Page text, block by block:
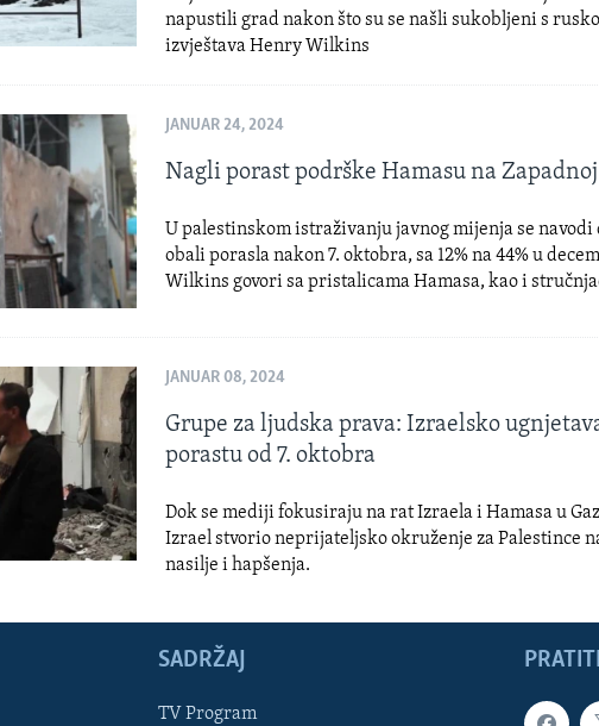
napustili grad nakon što su se našli sukobljeni s
izvještava Henry Wilkins
JANUAR 24, 2024
Nagli porast podrške Hamasu na
U palestinskom istraživanju javnog mijenja se navodi
obali porasla nakon 7. oktobra, sa 12% na 44% u
Wilkins govori sa pristalicama Hamasa, kao i
JANUAR 08, 2024
Grupe za ljudska prava: Izraelsko
porastu od 7. oktobra
Dok se mediji fokusiraju na rat Izraela i Hamasa u
Izrael stvorio neprijateljsko okruženje za Palestince
nasilje i hapšenja.
SADRŽAJ
TV Program